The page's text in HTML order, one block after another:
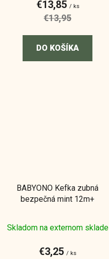
€13,85 / ks
€13,95
DO KOŠÍKA
BABYONO Kefka zubná
bezpečná mint 12m+
Skladom na externom sklade
€3,25 / ks